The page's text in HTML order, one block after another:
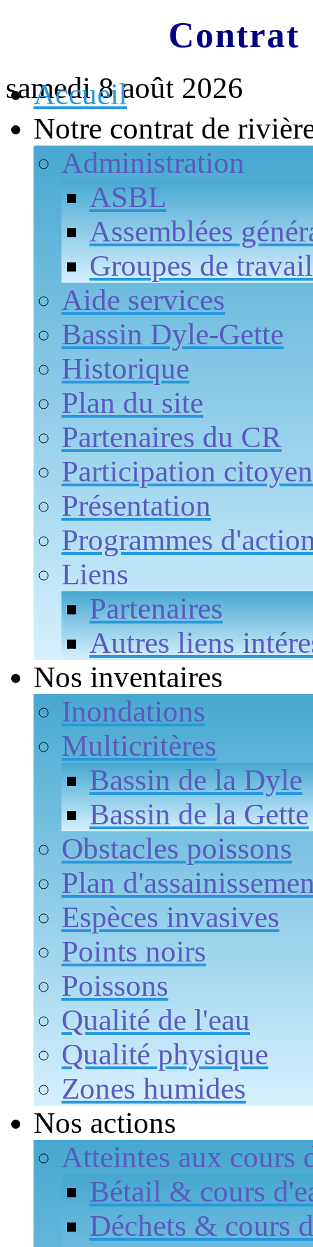
Contrat
samedi 8 août 2026
Accueil
Notre contrat de
Administration
ASBL
Assemblées
Groupes de travail
Aide services
Bassin Dyle-Gette
Historique
Plan du site
Partenaires du CR
Participation
Présentation
Programmes
Liens
Partenaires
Autres liens
Nos inventaires
Inondations
Multicritères
Bassin de la Dyle
Bassin de la Gette
Obstacles poissons
Plan
Espèces invasives
Points noirs
Poissons
Qualité de l'eau
Qualité physique
Zones humides
Nos actions
Atteintes aux cours
Bétail & cours
Déchets & cours